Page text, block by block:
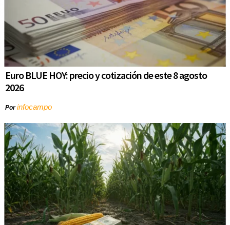
Euro BLUE HOY: precio y cotización de este 8 agosto
2026
Porinfocampo